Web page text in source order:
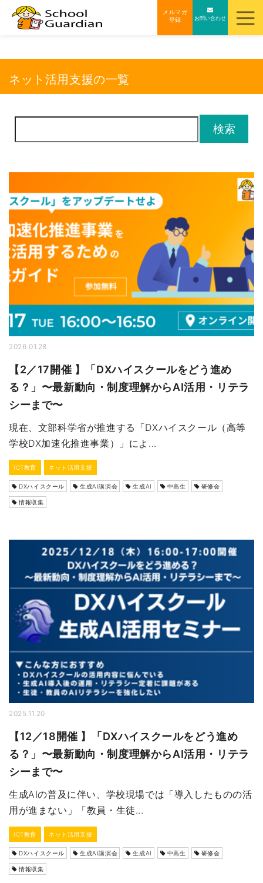
る
メルマガ
登録 お問い合わせ
ネット活用支援の一覧
2026.01.28
【2／17開催 】「DXハイスクールをどう進め
る？」〜最新動向・制度理解からAI活用・リテラ
シーまで〜
現在、文部科学省が推進する「DXハイスクール（高等
学校DX加速化推進事業）」によ...
ICT教育 ネット活用支援
DXハイスクール 生成AI講演会 生成AI 中高生 研修会
情報収集
2025.11.20
【12／18開催 】「DXハイスクールをどう進め
る？」〜最新動向・制度理解からAI活用・リテラ
シーまで〜
生成AIの普及に伴い、学校現場では「導入したものの活
用が進まない」「教員・生徒...
ICT教育 ネット活用支援
DXハイスクール 生成AI講演会 生成AI 中高生 研修会
情報収集